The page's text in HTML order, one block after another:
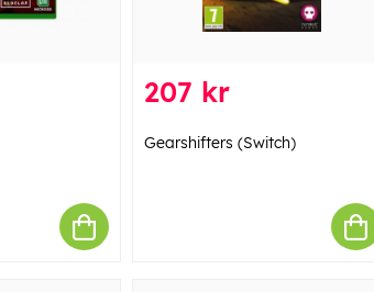
207 kr
Gearshifters (Switch)